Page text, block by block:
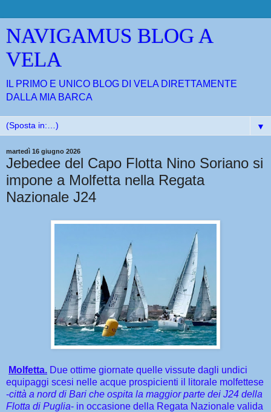
NAVIGAMUS BLOG A
VELA
IL PRIMO E UNICO BLOG DI VELA DIRETTAMENTE
DALLA MIA BARCA
▼
martedì 16 giugno 2026
Jebedee del Capo Flotta Nino Soriano si
impone a Molfetta nella Regata
Nazionale J24
Molfetta. Due ottime giornate quelle vissute dagli undici
equipaggi scesi nelle acque prospicienti il litorale molfettese
-città a nord di Bari che ospita la maggior parte dei J24 della
Flotta di Puglia- in occasione della Regata Nazionale valida